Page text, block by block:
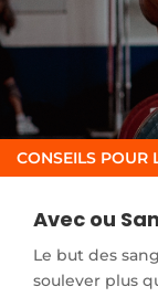
Avec ou
CONSEILS POUR
Le but des
soulever plus